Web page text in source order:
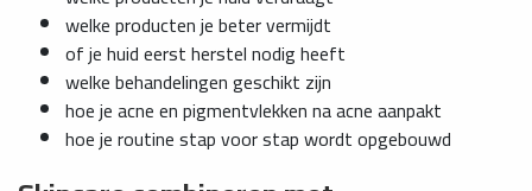
welke producten je beter vermijdt
of je huid eerst herstel nodig heeft
welke behandelingen geschikt zijn
hoe je acne en pigmentvlekken na acne aanpakt
hoe je routine stap voor stap wordt opgebouwd